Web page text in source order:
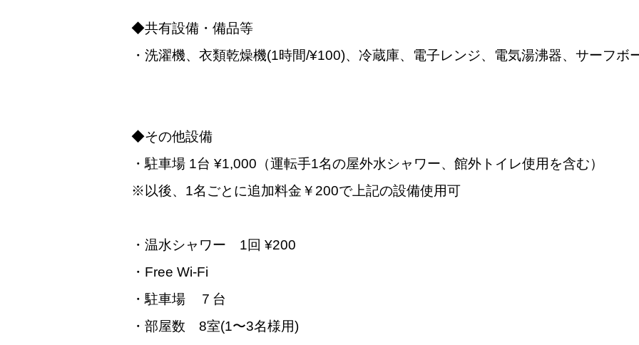
◆共有設備・備品等
・洗濯機、衣類乾燥機(1時間/¥100)、冷蔵庫、電子レンジ、電気湯沸器、サーフボ
◆その他設備
・駐車場 1台 ¥1,000（運転手1名の屋外水シャワー、館外トイレ使用を含む）
※以後、1名ごとに追加料金￥200で上記の設備使用可
・温水シャワー 1回 ¥200
・Free Wi-Fi
・駐車場 ７台
・部屋数 8室(1〜3名様用)